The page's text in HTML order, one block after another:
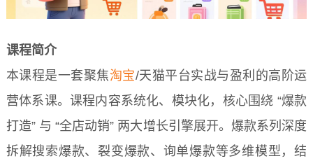
课程简介
本课程是一套聚焦淘宝/天猫平台实战与盈利的高阶运
营体系课。课程内容系统化、模块化，核心围绕 “爆款
打造” 与 “全店动销” 两大增长引擎展开。爆款系列深度
拆解搜索爆款、裂变爆款、询单爆款等多维模型，结